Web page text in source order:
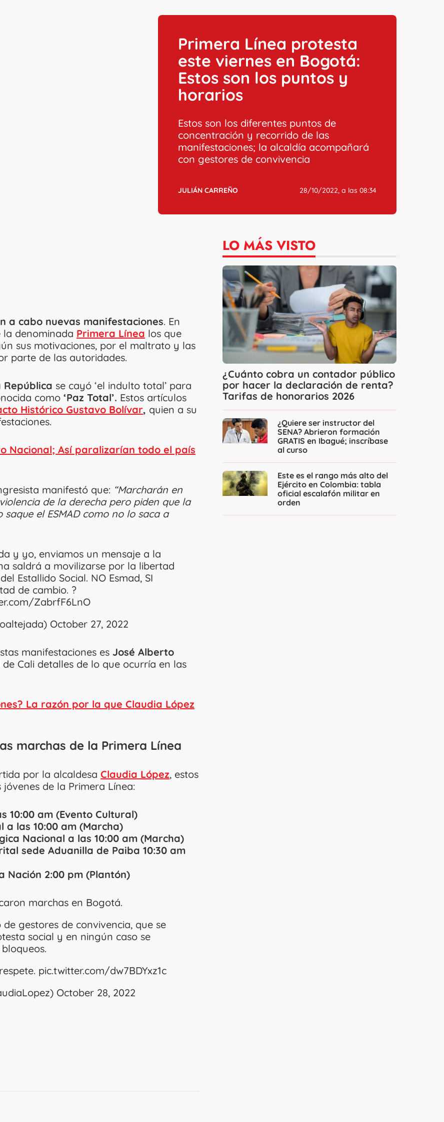
Primera Línea protesta
este viernes en Bogotá:
Estos son los puntos y
horarios
Estos son los diferentes puntos de
concentración y recorrido de las
manifestaciones; la alcaldía acompañará
con gestores de convivencia
JULIÁN CARREÑO 28/10/2022, a las 08:34
a cabo nuevas manifestaciones. En
la denominada Primera Línea los que
sus motivaciones, por el maltrato y las
parte de las autoridades.
República se cayó ‘el indulto total’ para
como ‘Paz Total’. Estos artículos
Histórico Gustavo Bolívar, quien a su
Nacional; Así paralizarían todo el país
manifestó que: “Marcharán en
de la derecha pero piden que la
el ESMAD como no lo saca a
y yo, enviamos un mensaje a la
saldrá a movilizarse por la libertad
Estallido Social. NO Esmad, SI
de cambio. ?️
ZabrfF6LnO
October 27, 2022
manifestaciones es José Alberto
Cali detalles de lo que ocurría en las
La razón por la que Claudia López
marchas de la Primera Línea
por la alcaldesa Claudia López, estos
de la Primera Línea:
10:00 am (Evento Cultural)
a las 10:00 am (Marcha)
Nacional a las 10:00 am (Marcha)
sede Aduanilla de Paiba 10:30 am
Nación 2:00 pm (Plantón)
marchas en Bogotá.
gestores de convivencia, que se
social y en ningún caso se
pic.twitter.com/dw7BDYxz1c
October 28, 2022
LO MÁS VISTO
¿Cuánto cobra un contador público
por hacer la declaración de renta?
Tarifas de honorarios 2026
¿Quiere ser instructor del
SENA? Abrieron formación
GRATIS en Ibagué; inscríbase
al curso
Este es el rango más alto del
Ejército en Colombia: tabla
oficial escalafón militar en
orden